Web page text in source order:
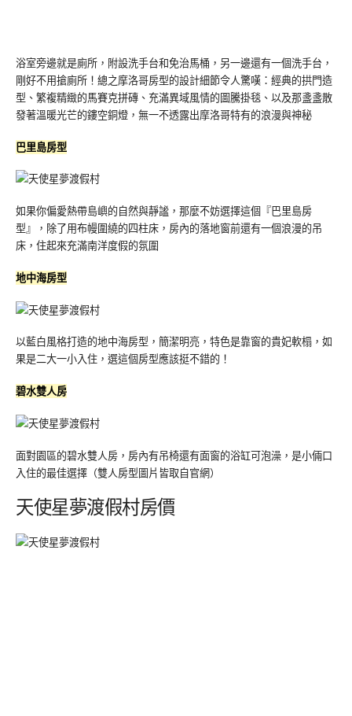
浴室旁邊就是廁所，附設洗手台和免治馬桶，另一邊還有一個洗手台，
剛好不用搶廁所！總之摩洛哥房型的設計細節令人驚嘆：經典的拱門造
型、繁複精緻的馬賽克拼磚、充滿異域風情的圖騰掛毯、以及那盞盞散
發著溫暖光芒的鏤空銅燈，無一不透露出摩洛哥特有的浪漫與神秘
巴里島房型
如果你偏愛熱帶島嶼的自然與靜謐，那麼不妨選擇這個『巴里島房
型』，除了用布幔圍繞的四柱床，房內的落地窗前還有一個浪漫的吊
床，住起來充滿南洋度假的氛圍
地中海房型
以藍白風格打造的地中海房型，簡潔明亮，特色是靠窗的貴妃軟榻，如
果是二大一小入住，選這個房型應該挺不錯的！
碧水雙人房
面對園區的碧水雙人房，房內有吊椅還有面窗的浴缸可泡澡，是小倆口
入住的最佳選擇（雙人房型圖片皆取自官網）
天使星夢渡假村房價